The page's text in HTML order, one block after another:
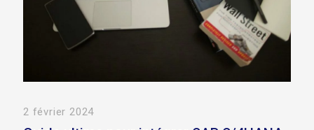
2 février 2024